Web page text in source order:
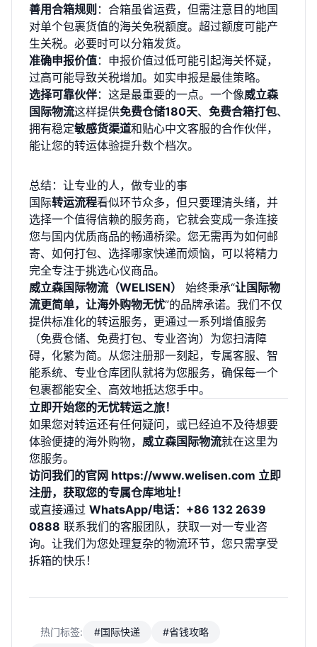
善用合箱规则 ：合箱虽省运费，但需注意目的地国
对单个包裹货值的海关免税额度。超过额度可能产
生关税。必要时可以分箱发货。
准确申报价值：申报价值过低可能引起海关怀疑，
过高可能导致关税增加。如实申报是最佳策略。
选择可靠伙伴：这是最重要的一点。一个像威立森
国际物流这样提供免费仓储180天、 免费合箱打包、
拥有稳定敏感货渠道和贴心中文客服的合作伙伴，
能让您的转运体验提升数个档次。
总结：让专业的人，做专业的事
国际转运流程看似环节众多，但只要理清头绪，并
选择一个值得信赖的服务商，它就会变成一条连接
您与国内优质商品的畅通桥梁。您无需再为如何邮
寄、如何打包、选择哪家快递而烦恼，可以将精力
完全专注于挑选心仪商品。
威立森国际物流（WELISEN）
始终秉承“让国际物
流更简单，让海外购物无忧”的品牌承诺。我们不仅
提供标准化的转运服务，更通过一系列增值服务
（免费仓储、免费打包、专业咨询）为您扫清障
碍，化繁为简。从您注册那一刻起，专属客服、智
能系统、专业仓库团队就将为您服务，确保每一个
包裹都能安全、高效地抵达您手中。
立即开始您的无忧转运之旅！
如果您对转运还有任何疑问，或已经迫不及待想要
体验便捷的海外购物， 威立森国际物流就在这里为
您服务。
访问我们的官网 https://www.welisen.com 立即
注册，获取您的专属仓库地址！
或直接通过 WhatsApp/电话：+86 132 2639
0888 联系我们的客服团队，获取一对一专业咨
询。让我们为您处理复杂的物流环节，您只需享受
拆箱的快乐！
热门标签: #国际快递
#省钱攻略